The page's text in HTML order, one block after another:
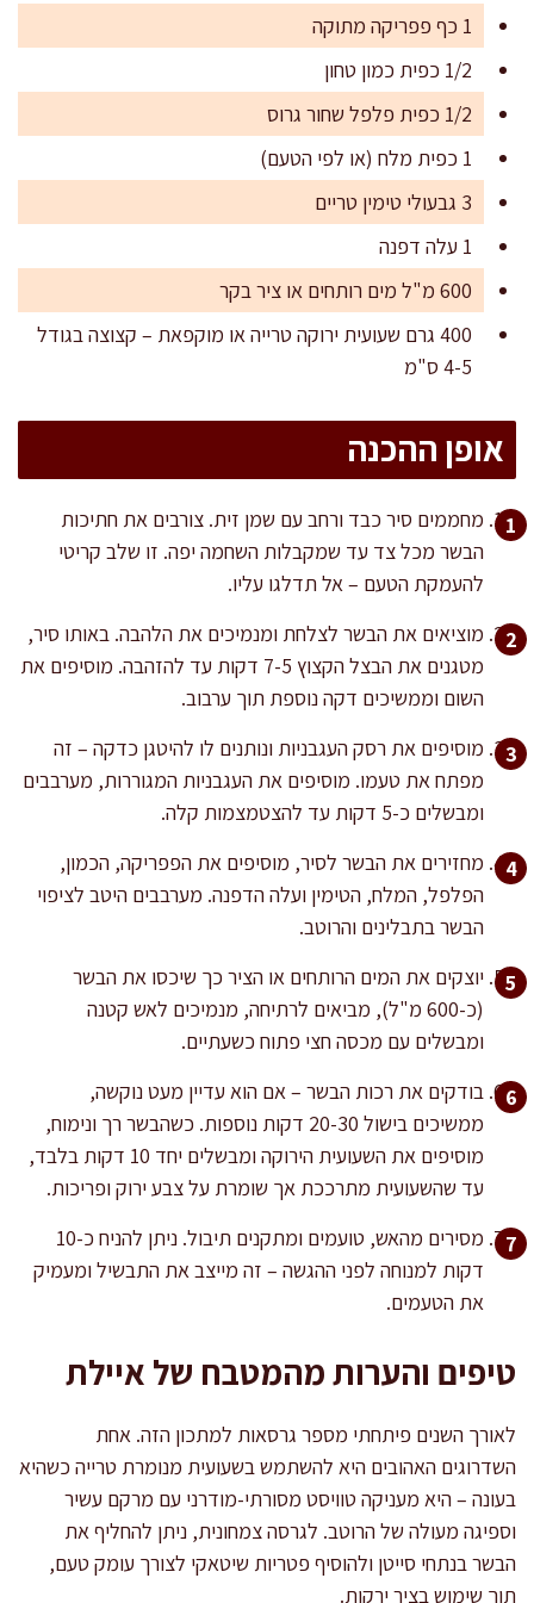
1 כף פפריקה מתוקה
1/2 כפית כמון טחון
1/2 כפית פלפל שחור גרוס
1 כפית מלח (או לפי הטעם)
3 גבעולי טימין טריים
1 עלה דפנה
600 מ"ל מים רותחים או ציר בקר
400 גרם שעועית ירוקה טרייה או מוקפאת – קצוצה בגודל
4-5 ס"מ
אופן ההכנה
מחממים סיר כבד ורחב עם שמן זית. צורבים את חתיכות
הבשר מכל צד עד שמקבלות השחמה יפה. זו שלב קריטי
להעמקת הטעם – אל תדלגו עליו.
מוציאים את הבשר לצלחת ומנמיכים את הלהבה. באותו סיר,
מטגנים את הבצל הקצוץ 7-5 דקות עד להזהבה. מוסיפים את
השום וממשיכים דקה נוספת תוך ערבוב.
מוסיפים את רסק העגבניות ונותנים לו להיטגן כדקה – זה
מפתח את טעמו. מוסיפים את העגבניות המגוררות, מערבבים
ומבשלים כ-5 דקות עד להצטמצמות קלה.
מחזירים את הבשר לסיר, מוסיפים את הפפריקה, הכמון,
הפלפל, המלח, הטימין ועלה הדפנה. מערבבים היטב לציפוי
הבשר בתבלינים והרוטב.
יוצקים את המים הרותחים או הציר כך שיכסו את הבשר
(כ-600 מ"ל), מביאים לרתיחה, מנמיכים לאש קטנה
ומבשלים עם מכסה חצי פתוח כשעתיים.
בודקים את רכות הבשר – אם הוא עדיין מעט נוקשה,
ממשיכים בישול 20-30 דקות נוספות. כשהבשר רך ונימוח,
מוסיפים את השעועית הירוקה ומבשלים יחד 10 דקות בלבד,
עד שהשעועית מתרככת אך שומרת על צבע ירוק ופריכות.
מסירים מהאש, טועמים ומתקנים תיבול. ניתן להניח כ-10
דקות למנוחה לפני ההגשה – זה מייצב את התבשיל ומעמיק
את הטעמים.
טיפים והערות מהמטבח של איילת
לאורך השנים פיתחתי מספר גרסאות למתכון הזה. אחת
השדרוגים האהובים היא להשתמש בשעועית מנומרת טרייה כשהיא
בעונה – היא מעניקה טוויסט מסורתי-מודרני עם מרקם עשיר
וספיגה מעולה של הרוטב. לגרסה צמחונית, ניתן להחליף את
הבשר בנתחי סייטן ולהוסיף פטריות שיטאקי לצורך עומק טעם,
תוך שימוש בציר ירקות.